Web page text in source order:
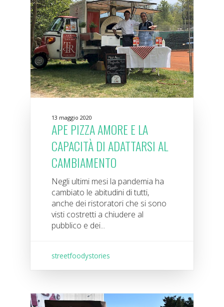
13 maggio 2020
APE PIZZA AMORE E LA
CAPACITÀ DI ADATTARSI AL
CAMBIAMENTO
Negli ultimi mesi la pandemia ha
cambiato le abitudini di tutti,
anche dei ristoratori che si sono
visti costretti a chiudere al
pubblico e dei...
streetfoodystories